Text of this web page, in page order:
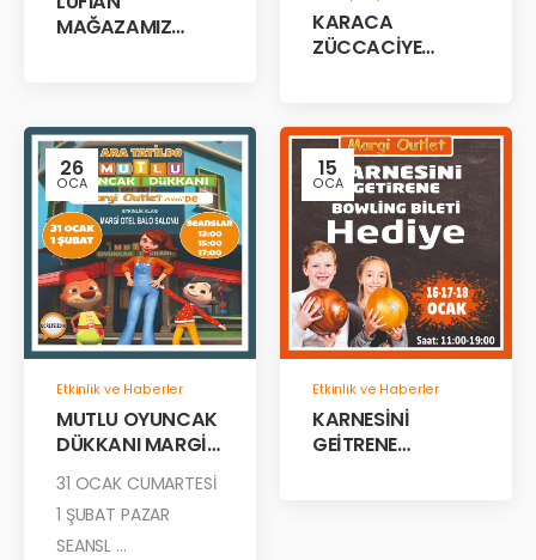
MAĞAZAMIZ
KARACA
ZÜCCACİYE
26
OCA
Etkinlik ve Haberler
MUTLU OYUNCAK
DÜKKANI MARGİ
31 OCAK CUMARTESİ
1 ŞUBAT PAZAR
SEANSL ...
15
OCA
Etkinlik ve Haberler
KARNESİNİ
GEİTRENE